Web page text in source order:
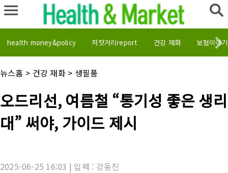
health money&policy 저잣거리report 건강 재화 보험이야기
채
널
뉴스홈 > 건강 재화> 생필품
기
사
목
:
오드리선, 여름철 “통기성 좋은 생리
대” 써야, 가이드 제시
2025-06-25 16:03 | 입력 : 강동진